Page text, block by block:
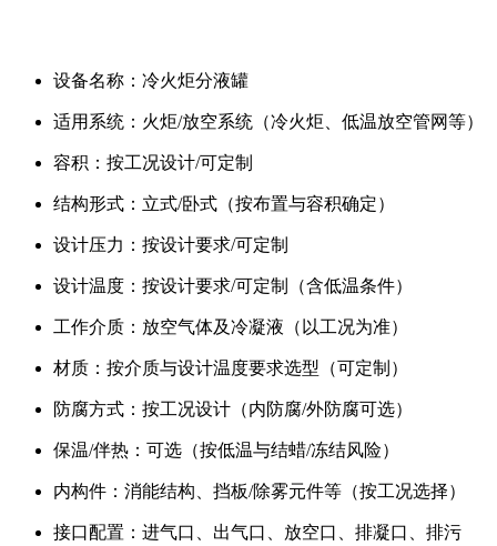
设备名称：冷火炬分液罐
适用系统：火炬/放空系统（冷火炬、低温放空管网等）
容积：按工况设计/可定制
结构形式：立式/卧式（按布置与容积确定）
设计压力：按设计要求/可定制
设计温度：按设计要求/可定制（含低温条件）
工作介质：放空气体及冷凝液（以工况为准）
材质：按介质与设计温度要求选型（可定制）
防腐方式：按工况设计（内防腐/外防腐可选）
保温/伴热：可选（按低温与结蜡/冻结风险）
内构件：消能结构、挡板/除雾元件等（按工况选择）
接口配置：进气口、出气口、放空口、排凝口、排污